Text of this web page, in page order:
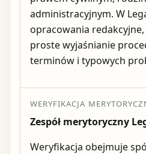
administracyjnym. W
opracowania
proste wyjaśnianie
terminów i typowych
WERYFIKACJA
Zespół merytoryczny
Weryfikacja obejmuje